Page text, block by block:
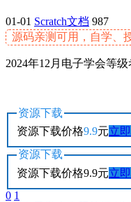
01-01 Scratch文档 987
源码亲测可用，自学、
2024年12月电子学会等级
资源下载
资源下载价格9.9元立
资源下载
资源下载价格9.9元立
0 1